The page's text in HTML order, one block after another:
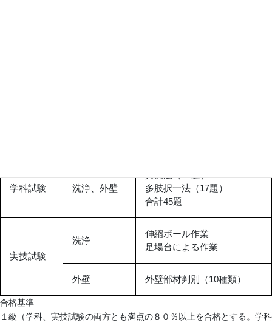
学科試験 洗浄、外壁
多肢択一法（17題）
合計45題
実技試験
洗浄
伸縮ポール作業
足場台による作業
外壁 外壁部材判別（10種類）
合格基準
１級（学科、実技試験の両方とも満点の８０％以上を合格とする。学科